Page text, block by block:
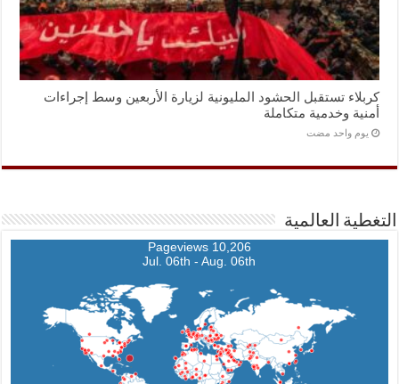
كربلاء تستقبل الحشود المليونية لزيارة الأربعين وسط إجراءات
أمنية وخدمية متكاملة
‏يوم واحد مضت
التغطية العالمية
10,206 Pageviews
Jul. 06th - Aug. 06th